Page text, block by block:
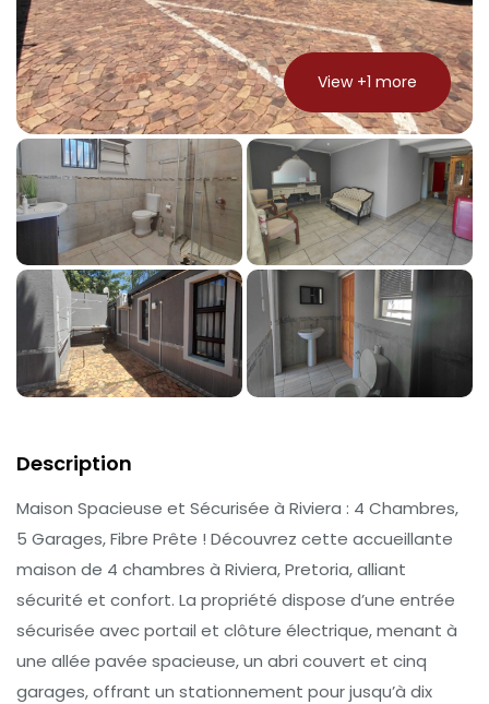
View +1 more
Description
Maison Spacieuse et Sécurisée à Riviera : 4 Chambres,
5 Garages, Fibre Prête ! Découvrez cette accueillante
maison de 4 chambres à Riviera, Pretoria, alliant
sécurité et confort. La propriété dispose d’une entrée
sécurisée avec portail et clôture électrique, menant à
une allée pavée spacieuse, un abri couvert et cinq
garages, offrant un stationnement pour jusqu’à dix